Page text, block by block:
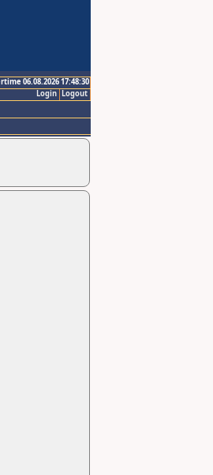
06.08.2026 17:48:30
Logout
Login